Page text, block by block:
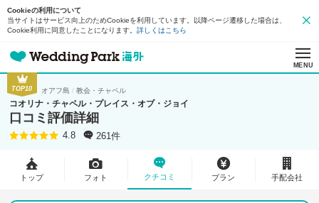
Cookieの利用について
当サイトはサービス向上のためCookieを利用しています。以降ページ遷移した場合は、
Cookie利用に同意したことになります。 詳しくはこちら
MENU
TOP10 オアフ島 教会・チャペル
コオリナ・チャペル・プレイス・オブ・ジョイ
口コミ評価詳細
4.8 261件
トップ フォト クチコミ プラン 手配会社